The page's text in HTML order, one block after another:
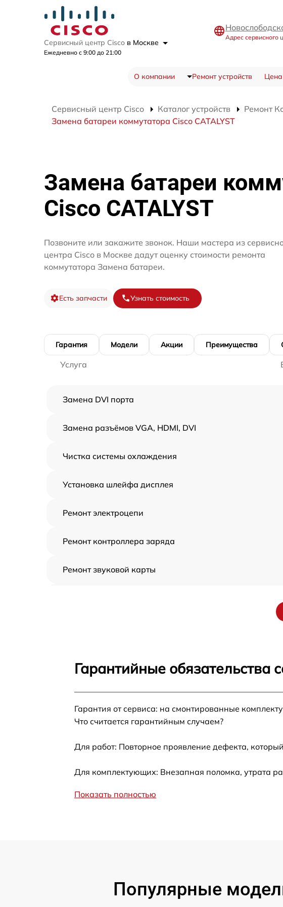
Сервисный центр Cisco в Москве
Ежедневно с 9:00 до 21:00
Адрес сервисного
О компании Ремонт устройств
Сервисный центр Cisco Каталог устройств Ремонт
Замена батареи коммутатора Cisco CATALYST
Замена батареи
Cisco CATALYST
Позвоните или закажите звонок. Наши мастера из
центра Cisco в Москве дадут оценку стоимости ремонта
коммутатора Замена батареи.
Есть запчасти Узнать стоимость
Гарантия Модели Акции Преимущества
Услуга
Замена DVI порта
Замена разъёмов VGA, HDMI, DVI
Чистка системы охлаждения
Установка шлейфа дисплея
Ремонт электроцепи
Ремонт контроллера заряда
Ремонт звуковой карты
Замена станции airport
Замена батареи
Замена аудио выхода
Чистка от вирусов
Гарантийные обязательства
Гарантия от сервиса: на смонтированные
Что считается гарантийным случаем?
Для работ: Повторное проявление дефекта,
Для комплектующих: Внезапная поломка, утрата
Показать полностью
Популярные